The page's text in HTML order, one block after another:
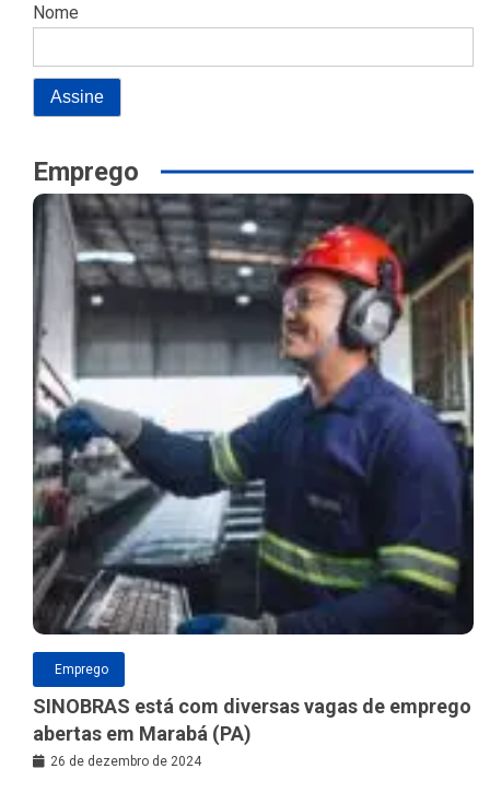
Nome
Emprego
Emprego
SINOBRAS está com diversas vagas de emprego
abertas em Marabá (PA)
26 de dezembro de 2024